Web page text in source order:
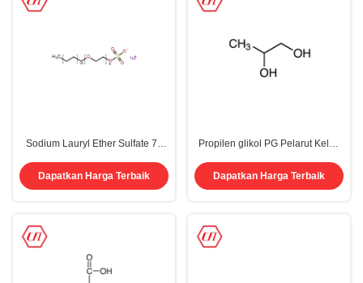
Sodium Lauryl Ether Sulfate 70
Texapon n70
Dapatkan Harga Terbaik
Propilen glikol PG Pelarut Kelas
57-55-6
Dapatkan Harga Terbaik